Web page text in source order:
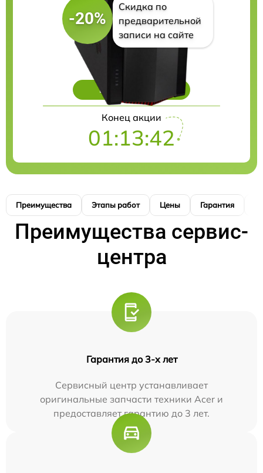
-20%
Скидка по
предварительной
записи на сайте
Цены на ремонт
Конец акции
01:13:41
Преимущества Этапы работ Цены Гарантия
Преимущества сервис-
центра
Гарантия до 3-х лет
Сервисный центр устанавливает
оригинальные запчасти техники Acer и
предоставляет гарантию до 3 лет.